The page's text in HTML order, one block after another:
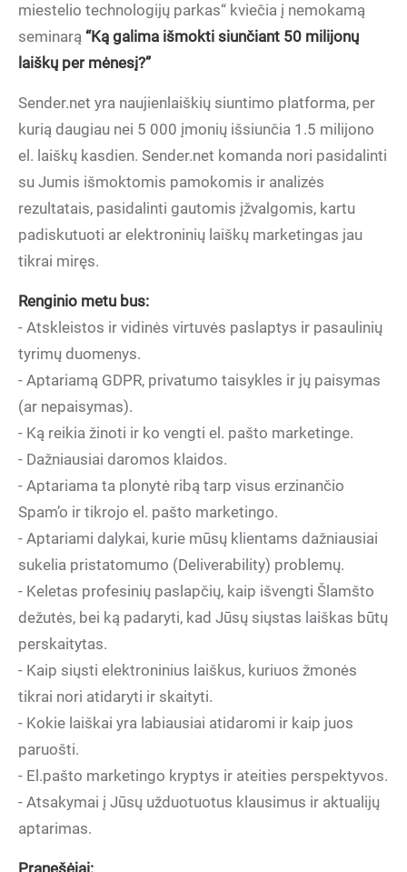
miestelio technologijų parkas“ kviečia į nemokamą
seminarą “Ką galima išmokti siunčiant 50 milijonų
laiškų per mėnesį?”
Sender.net yra naujienlaiškių siuntimo platforma, per
kurią daugiau nei 5 000 įmonių išsiunčia 1.5 milijono
el. laiškų kasdien. Sender.net komanda nori pasidalinti
su Jumis išmoktomis pamokomis ir analizės
rezultatais, pasidalinti gautomis įžvalgomis, kartu
padiskutuoti ar elektroninių laiškų marketingas jau
tikrai miręs.
Renginio metu bus:
- Atskleistos ir vidinės virtuvės paslaptys ir pasaulinių
tyrimų duomenys.
- Aptariamą GDPR, privatumo taisykles ir jų paisymas
(ar nepaisymas).
- Ką reikia žinoti ir ko vengti el. pašto marketinge.
- Dažniausiai daromos klaidos.
- Aptariama ta plonytė ribą tarp visus erzinančio
Spam’o ir tikrojo el. pašto marketingo.
- Aptariami dalykai, kurie mūsų klientams dažniausiai
sukelia pristatomumo (Deliverability) problemų.
- Keletas profesinių paslapčių, kaip išvengti Šlamšto
dežutės, bei ką padaryti, kad Jūsų siųstas laiškas būtų
perskaitytas.
- Kaip siųsti elektroninius laiškus, kuriuos žmonės
tikrai nori atidaryti ir skaityti.
- Kokie laiškai yra labiausiai atidaromi ir kaip juos
paruošti.
- El.pašto marketingo kryptys ir ateities perspektyvos.
- Atsakymai į Jūsų užduotuotus klausimus ir aktualijų
aptarimas.
Pranešėjai: